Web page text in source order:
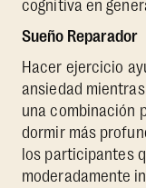
cognitiva en
Sueño Reparador
Hacer ejercicio
ansiedad
una combinación
dormir más
los participantes
moderadamente